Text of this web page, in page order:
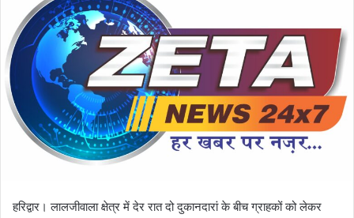
n
e
m
a
i
हरिद्वार। लालजीवाला क्षेत्र में देर रात दो दुकानदारां के बीच ग्राहकों को लेकर